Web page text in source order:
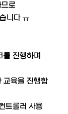
로
니다 ㅠ
를 진행하며
교육을 진행합
트롤러 사용